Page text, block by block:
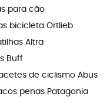
para cão
bicicleta Ortlieb
Altra
Buff
de ciclismo Abus
penas Patagonia